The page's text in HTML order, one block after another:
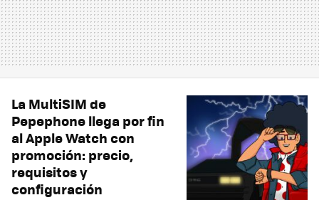
La MultiSIM de
Pepephone llega por fin
al Apple Watch con
promoción: precio,
requisitos y
configuración